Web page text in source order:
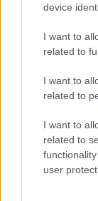
device
I want to
related to
I want to
related to
I want to
related to
user
"pewności"
Ta miękkość,
trasie. W
przechyla i
wspomagany
sportowym,